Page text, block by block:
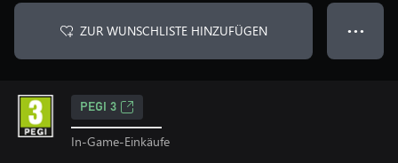
ZUR WUNSCHLISTE HINZUFÜGEN ● ● ●
PEGI 3
In-Game-Einkäufe